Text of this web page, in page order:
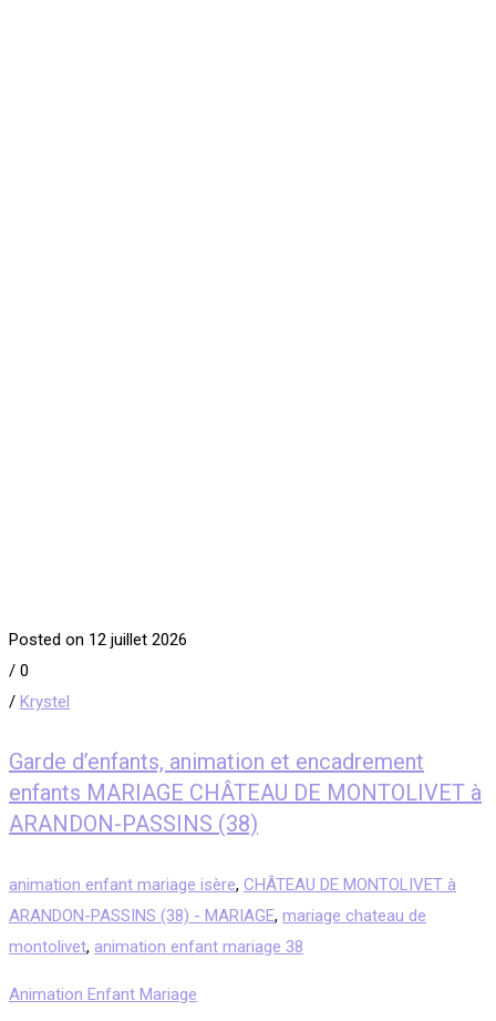
Posted on 12 juillet 2026
/ 0
/ Krystel
Garde d’enfants, animation et encadrement
enfants MARIAGE CHÂTEAU DE MONTOLIVET à
ARANDON-PASSINS (38)
animation enfant mariage isère, CHÂTEAU DE MONTOLIVET à
ARANDON-PASSINS (38) - MARIAGE, mariage chateau de
montolivet, animation enfant mariage 38
Animation Enfant Mariage